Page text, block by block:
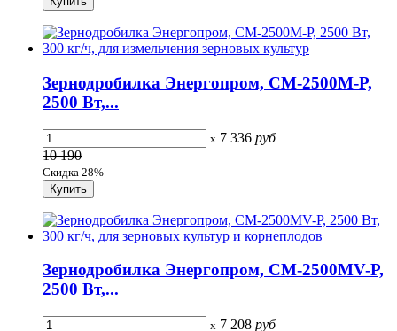
Зернодробилка Энергопром, CM-2500M-P,
2500 Вт,...
x 7 336 руб
10 190
Скидка 28%
Зернодробилка Энергопром, CM-2500MV-P,
2500 Вт,...
x 7 208 руб